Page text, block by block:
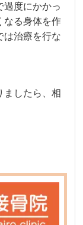
過度にかかっ
なる身体を作
は治療を行な
ましたら、相